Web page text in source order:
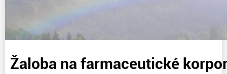
Žaloba na farmaceutické